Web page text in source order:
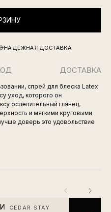
НАДЁЖНАЯ ДОСТАВКА
ДОСТАВКА
спрей для блеска Latex
уход, которого он
ослепительный глянец,
и мягкими круговыми
доверь это удовольствие
CEDAR STAY